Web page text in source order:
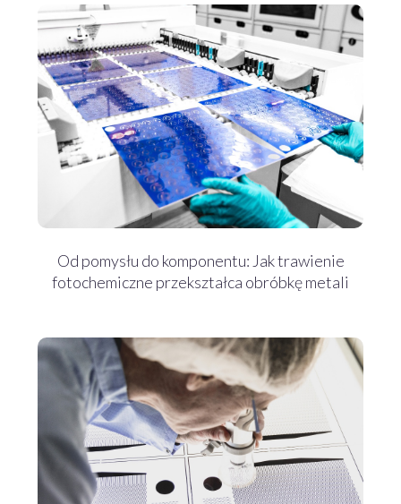
Od pomysłu do komponentu: Jak trawienie
fotochemiczne przekształca obróbkę metali